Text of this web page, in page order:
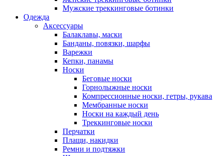
Мужские треккинговые ботинки
Одежда
Аксессуары
Балаклавы, маски
Банданы, повязки, шарфы
Варежки
Кепки, панамы
Носки
Беговые носки
Горнолыжные носки
Компрессионные носки, гетры, рукава
Мембранные носки
Носки на каждый день
Треккинговые носки
Перчатки
Плащи, накидки
Ремни и подтяжки